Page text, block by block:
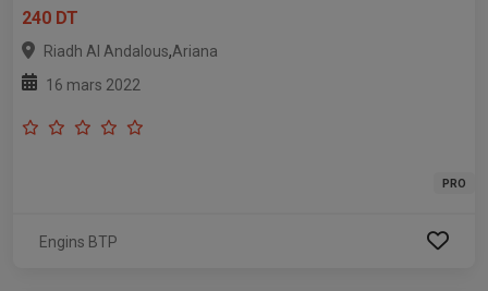
240 DT
Riadh Al Andalous,Ariana
16 mars 2022
PRO
Engins BTP